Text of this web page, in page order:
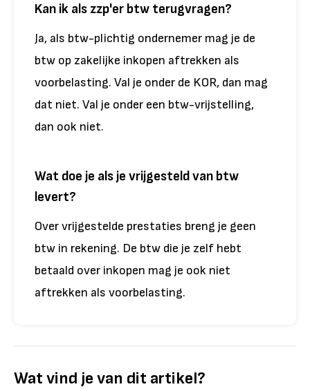
Kan ik als zzp'er btw terugvragen?
Ja, als btw-plichtig ondernemer mag je de
btw op zakelijke inkopen aftrekken als
voorbelasting. Val je onder de KOR, dan mag
dat niet. Val je onder een btw-vrijstelling,
dan ook niet.
Wat doe je als je vrijgesteld van btw
levert?
Over vrijgestelde prestaties breng je geen
btw in rekening. De btw die je zelf hebt
betaald over inkopen mag je ook niet
aftrekken als voorbelasting.
Wat vind je van dit artikel?